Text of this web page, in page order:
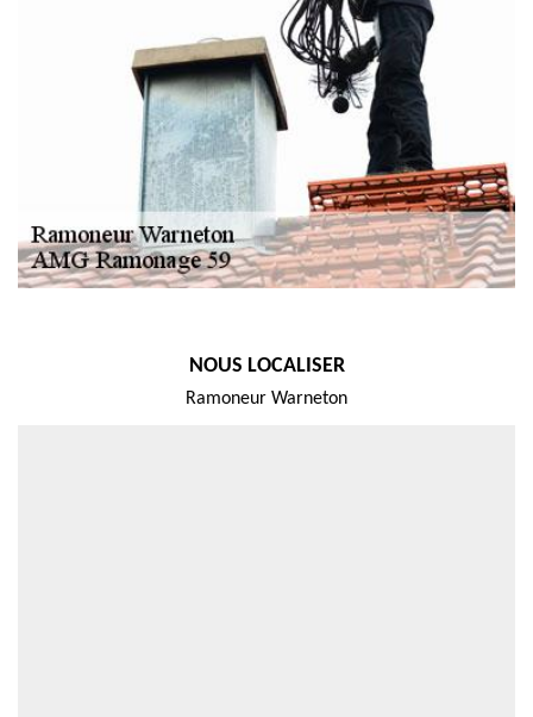
NOUS LOCALISER
Ramoneur Warneton